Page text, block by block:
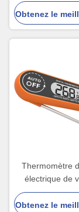
cuisson de
Obtenez le
Thermomètre
électrique de
Digital de
sucrerie
Obtenez le